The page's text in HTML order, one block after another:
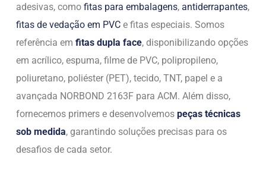
adesivas, como fitas para embalagens, antiderrapantes,
fitas de vedação em PVC e fitas especiais. Somos
referência em fitas dupla face, disponibilizando opções
em acrílico, espuma, filme de PVC, polipropileno,
poliuretano, poliéster (PET), tecido, TNT, papel e a
avançada NORBOND 2163F para ACM. Além disso,
fornecemos primers e desenvolvemos peças técnicas
sob medida, garantindo soluções precisas para os
desafios de cada setor.